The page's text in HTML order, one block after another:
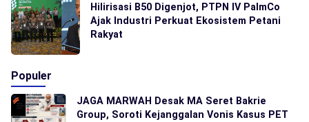
Hilirisasi B50 Digenjot, PTPN IV PalmCo
Ajak Industri Perkuat Ekosistem Petani
Rakyat
Populer
JAGA MARWAH Desak MA Seret Bakrie
Group, Soroti Kejanggalan Vonis Kasus PET